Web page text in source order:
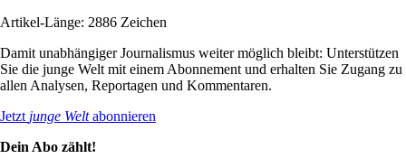
Artikel-Länge: 2886 Zeichen
Damit unabhängiger Journalismus weiter möglich bleibt: Unterstützen
Sie die junge Welt mit einem Abonnement und erhalten Sie Zugang zu
allen Analysen, Reportagen und Kommentaren.
Jetzt junge Weltabonnieren
Dein Abo zählt!